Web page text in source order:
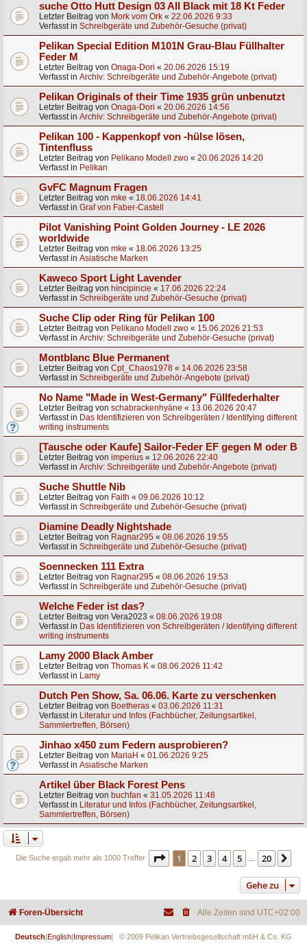
suche Otto Hutt Design 03 All Black mit 18 Kt Feder
Letzter Beitrag von Mork vom Ork « 22.06.2026 9:33
Verfasst in Schreibgeräte und Zubehör-Gesuche (privat)
Pelikan Special Edition M101N Grau-Blau Füllhalter
Feder M
Letzter Beitrag von Onaga-Dori « 20.06.2026 15:19
Verfasst in Archiv: Schreibgeräte und Zubehör-Angebote (privat)
Pelikan Originals of their Time 1935 grün unbenutzt
Letzter Beitrag von Onaga-Dori « 20.06.2026 14:56
Verfasst in Archiv: Schreibgeräte und Zubehör-Angebote (privat)
Pelikan 100 - Kappenkopf von -hülse lösen,
Tintenfluss
Letzter Beitrag von Pelikano Modell zwo « 20.06.2026 14:20
Verfasst in Pelikan
GvFC Magnum Fragen
Letzter Beitrag von mke « 18.06.2026 14:41
Verfasst in Graf von Faber-Castell
Pilot Vanishing Point Golden Journey - LE 2026
worldwide
Letzter Beitrag von mke « 18.06.2026 13:25
Verfasst in Asiatische Marken
Kaweco Sport Light Lavender
Letzter Beitrag von hincipincie « 17.06.2026 22:24
Verfasst in Schreibgeräte und Zubehör-Gesuche (privat)
Suche Clip oder Ring für Pelikan 100
Letzter Beitrag von Pelikano Modell zwo « 15.06.2026 21:53
Verfasst in Archiv: Schreibgeräte und Zubehör-Gesuche (privat)
Montblanc Blue Permanent
Letzter Beitrag von Cpt_Chaos1978 « 14.06.2026 23:58
Verfasst in Schreibgeräte und Zubehör-Angebote (privat)
No Name "Made in West-Germany" Füllfederhalter
Letzter Beitrag von schabrackenhyäne « 13.06.2026 20:47
Verfasst in Das Identifizieren von Schreibgeräten / Identifying different
writing instruments
[Tausche oder Kaufe] Sailor-Feder EF gegen M oder B
Letzter Beitrag von imperius « 12.06.2026 22:40
Verfasst in Archiv: Schreibgeräte und Zubehör-Angebote (privat)
Suche Shuttle Nib
Letzter Beitrag von Faith « 09.06.2026 10:12
Verfasst in Schreibgeräte und Zubehör-Gesuche (privat)
Diamine Deadly Nightshade
Letzter Beitrag von Ragnar295 « 08.06.2026 19:55
Verfasst in Schreibgeräte und Zubehör-Gesuche (privat)
Soennecken 111 Extra
Letzter Beitrag von Ragnar295 « 08.06.2026 19:53
Verfasst in Schreibgeräte und Zubehör-Gesuche (privat)
Welche Feder ist das?
Letzter Beitrag von Vera2023 « 08.06.2026 19:08
Verfasst in Das Identifizieren von Schreibgeräten / Identifying different
writing instruments
Lamy 2000 Black Amber
Letzter Beitrag von Thomas K « 08.06.2026 11:42
Verfasst in Lamy
Dutch Pen Show, Sa. 06.06. Karte zu verschenken
Letzter Beitrag von Boetheras « 03.06.2026 11:31
Verfasst in Literatur und Infos (Fachbücher, Zeitungsartikel,
Sammlertreffen, Börsen)
Jinhao x450 zum Federn ausprobieren?
Letzter Beitrag von MariaH « 01.06.2026 9:25
Verfasst in Asiatische Marken
Artikel über Black Forest Pens
Letzter Beitrag von buchfan « 31.05.2026 11:48
Verfasst in Literatur und Infos (Fachbücher, Zeitungsartikel,
Sammlertreffen, Börsen)
Die Suche ergab mehr als 1000 Treffer Seite 1von 20
1 2 3 4 5 … 20
Gehe zu
Foren-Übersicht Alle Zeiten sind UTC+02:00
Deutsch English Impressum | © 2009 Pelikan Vertriebsgesellschaft mbH & Co. KG